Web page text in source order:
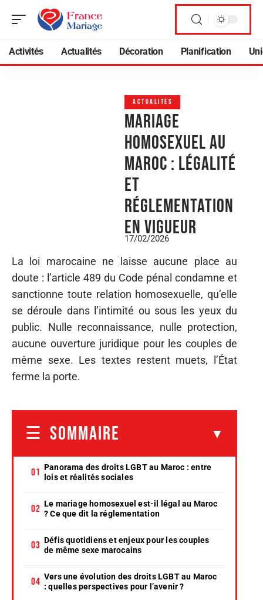
Activités Actualités Décoration Planification
ACTUALITÉS
Mariage
homosexuel au
Maroc : légalité
et
réglementation
en vigueur
17/02/2026
La loi marocaine ne laisse aucune place au
doute : l’article 489 du Code pénal condamne et
sanctionne toute relation homosexuelle, qu’elle
se déroule dans l’intimité ou sous les yeux du
public. Nulle reconnaissance, nulle protection,
aucune ouverture juridique pour les couples de
même sexe. Les textes restent muets, l’État
ferme la porte.
SOMMAIRE
Panorama des droits LGBT au Maroc : entre
lois et réalités sociales
Le mariage homosexuel est-il légal au Maroc
? Ce que dit la réglementation
Défis quotidiens et enjeux pour les couples
de même sexe marocains
Vers une évolution des droits LGBT au Maroc
: quelles perspectives pour l’avenir ?